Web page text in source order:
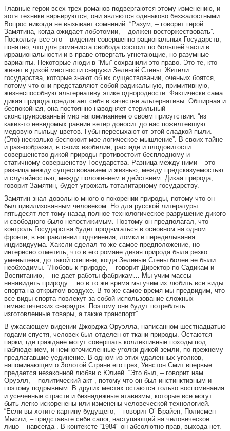
Главные герои всех трех романов подвергаются этому изменению, и
эотя техники варьируются, они являются одинаково безжалостными.
Вопрос никогда не вызывает сомнений. “Разум, – говорит герой
Замятина, когда ожидает лоботомии, – должен восторжествовать”.
Поскольку все это – видения совершенно рациональных Государств,
понятно, что для романиста свобода состоит по большей части в
иррациональности и в праве отвергать угнетающие, но разумные
варианты. Некоторые люди в “Мы” сохранили это право. Это те, кто
живет в дикой местности снаружи Зеленой Стены. Жители
государства, которые знают об их существовании, оченьих боятся,
потому что они представляют собой радикальную, примитивную,
жизнеспособную альтернативу этике однородности. Фактически сама
дикая природа предлагает себя в качестве альтернативы. Обширная и
беспокойная, она постоянно наводняет стерильный
сконструированный мир напоминанием о своем присутствии: “из
каких-то неведомых равнин ветер доносит до нас пожелтевшую
медовую пыльцу цветов. Губы пересыхают от этой сладкой пыли.
(Это) несколько беспокоит мое логическое мышление”. В своих тайне
и разнообразии, в своих изобилии, распаде и плодовитости
совершенство дикой природы противостоит бесплодному и
статичному совершенству Государства. Разница между ними – это
разница между существованием и жизнью, между предсказуемостью
и случайностью, между положением и действием. Дикая природа,
говорит Замятин, будет угрожать тоталитарному государству.
Замятин знал довольно много о покорении природы, потому что он
был цивилизованным человеком. Но для русской литературы
пятьдесят лет тому назад полное технологическое разрушение дикого
и свободного было непостижимым. Поэтому он предполагал, что
контроль Государства будет продвигаться в основном на одном
фронте, в направлении подчинения, ломки и переделывания
индивидуума. Хаксли сделал то же самое предположение, но
интересно отметить, что в его романе дикая природа была резко
уменьшена, до такой степени, когда Зеленые Стены более не были
необходимы. “Любовь к природе, – говорит Директор по Садикам и
Воспитанию, – не дает работы фабрикам… Мы учим массы
ненавидеть природу… но в то же время мы учим их любить все виды
спорта на открытом воздухе. В то же самое время мы предвидим, что
все виды спорта повлекут за собой использование сложных
гимнастических снарядов. Поэтому они будут потреблять
изготовленные товары, а также транспорт”.
В ужасающем видении Джорджа Оруэлла, написанном шестнадцатью
годами спустя, человек был отделен от ткани природы. Остаются
парки, где граждане могут совершать коллективные походы под
наблюдением, и немногочисленные уголки дикой земли, по-прежнему
предлагавшие уединение. В одном из этих удаленных уголков,
напоминающем о Золотой Стране его грез, Уинстон Смит впервые
предается незаконной любви с Юлией. “Это был, – говорит нам
Оруэлл, – политический акт”, потому что он был инстинктивным и
поэтому подрывным. В других местах остаются только воспоминания
и усеченные страсти и безнадежные атавизмы, которые все могут
быть легко искоренены или изменены человеческой технологией.
“Если вы хотите картину будущего, – говорит О’ Брайен, Полисмен
Мысли, – представьте себе сапог, наступающий на человеческое
лицо – навсегда”. В контексте “1984″ он абсолютно прав, выхода нет.